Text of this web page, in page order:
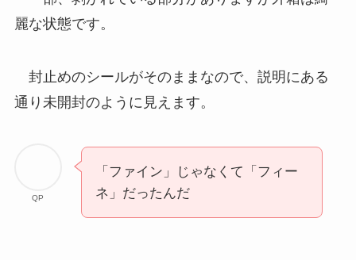
麗な状態です。
封止めのシールがそのままなので、説明にある
通り未開封のように見えます。
QP
「ファイン」じゃなくて「フィー
ネ」だったんだ